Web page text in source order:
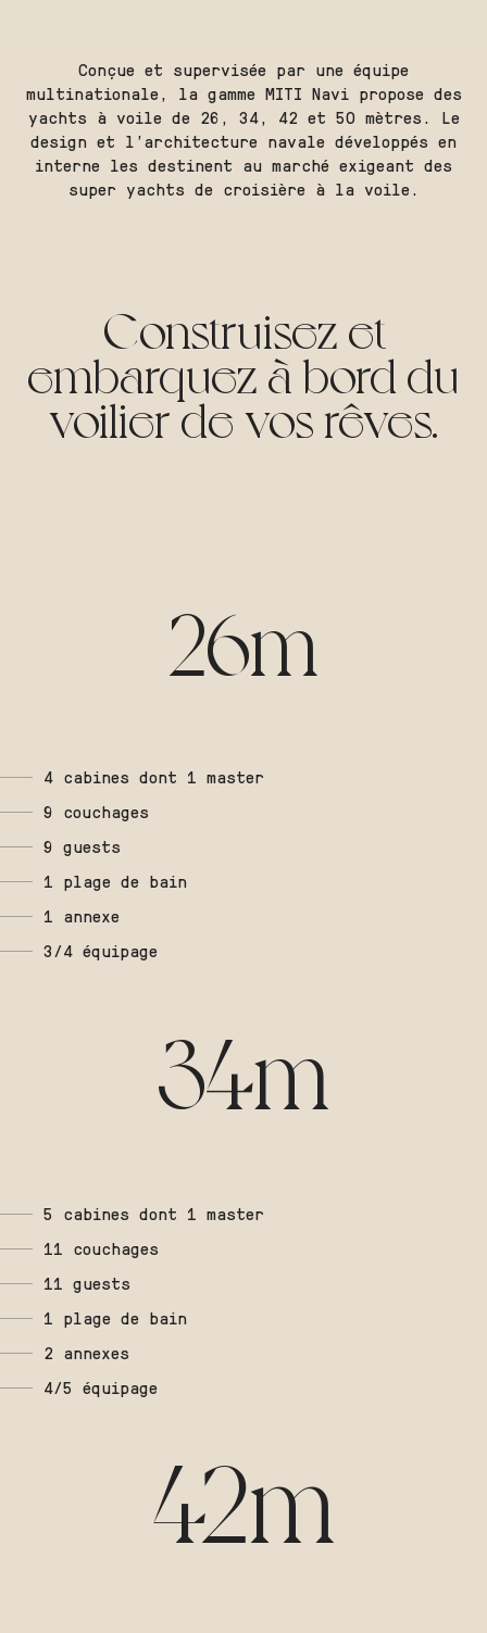
Conçue et supervisée par une équipe
multinationale, la gamme MITI Navi propose des
yachts à voile de 26, 34, 42 et 50 mètres. Le
design et l'architecture navale développés en
interne les destinent au marché exigeant des
super yachts de croisière à la voile.
Construisez et
embarquez à bord du
voilier de vos rêves.
26m
4 cabines dont 1 master
9 couchages
9 guests
1 plage de bain
1 annexe
3/4 équipage
34m
5 cabines dont 1 master
11 couchages
11 guests
1 plage de bain
2 annexes
4/5 équipage
42m